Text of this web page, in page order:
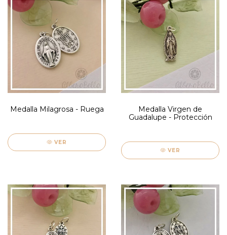
Medalla Milagrosa - Ruega
VER
Medalla Virgen de
Guadalupe - Protección
VER